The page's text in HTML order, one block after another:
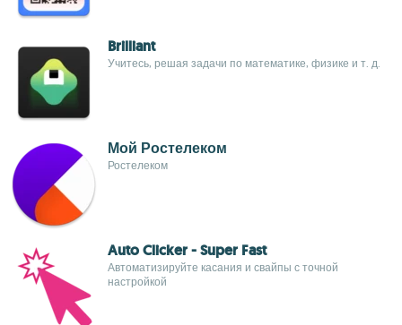
Brilliant
Учитесь, решая задачи по математике, физике и т. д.
Мой Ростелеком
Ростелеком
Auto Clicker - Super Fast
Автоматизируйте касания и свайпы с точной
настройкой